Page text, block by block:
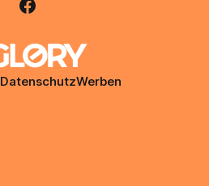
DatenschutzWerben